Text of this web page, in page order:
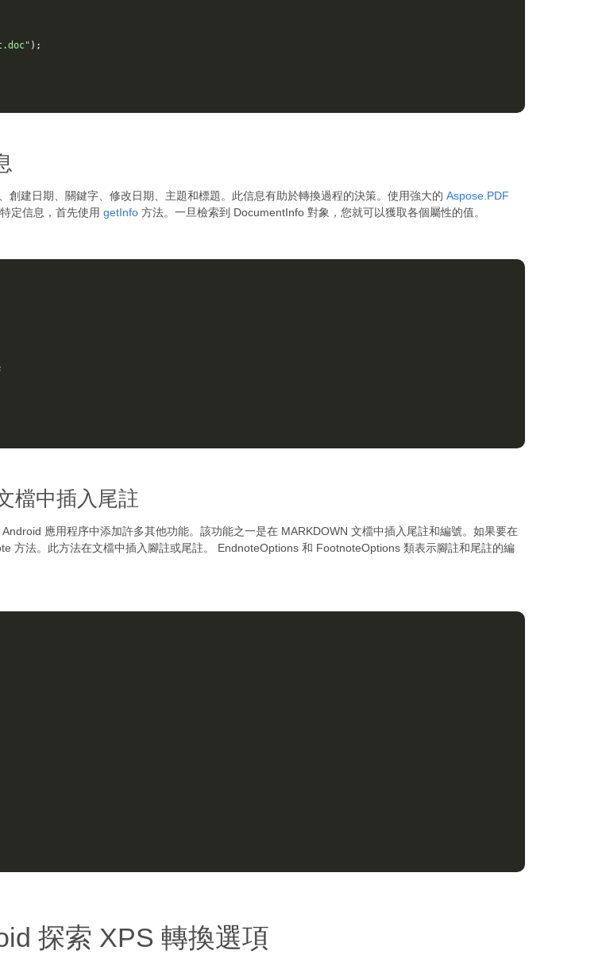
);
建日期、關鍵字、修改日期、主題和標題。此信息有助於轉換過程的決策。使用強大的 Aspose.PDF
定信息，首先使用 getInfo 方法。一旦檢索到 DocumentInfo 對象，您就可以獲取各個屬性的值。
檔中插入尾註
應用程序中添加許多其他功能。該功能之一是在 MARKDOWN 文檔中插入尾註和編號。如果要在
方法。此方法在文檔中插入腳註或尾註。 EndnoteOptions 和 FootnoteOptions 類表示腳註和尾註的編
探索 XPS 轉換選項